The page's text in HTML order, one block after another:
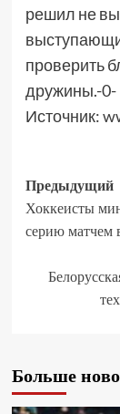
решил не
проверить
дружины.-0-
Источник:
Предыдущий
Хоккеисты
серию матчем
Больше